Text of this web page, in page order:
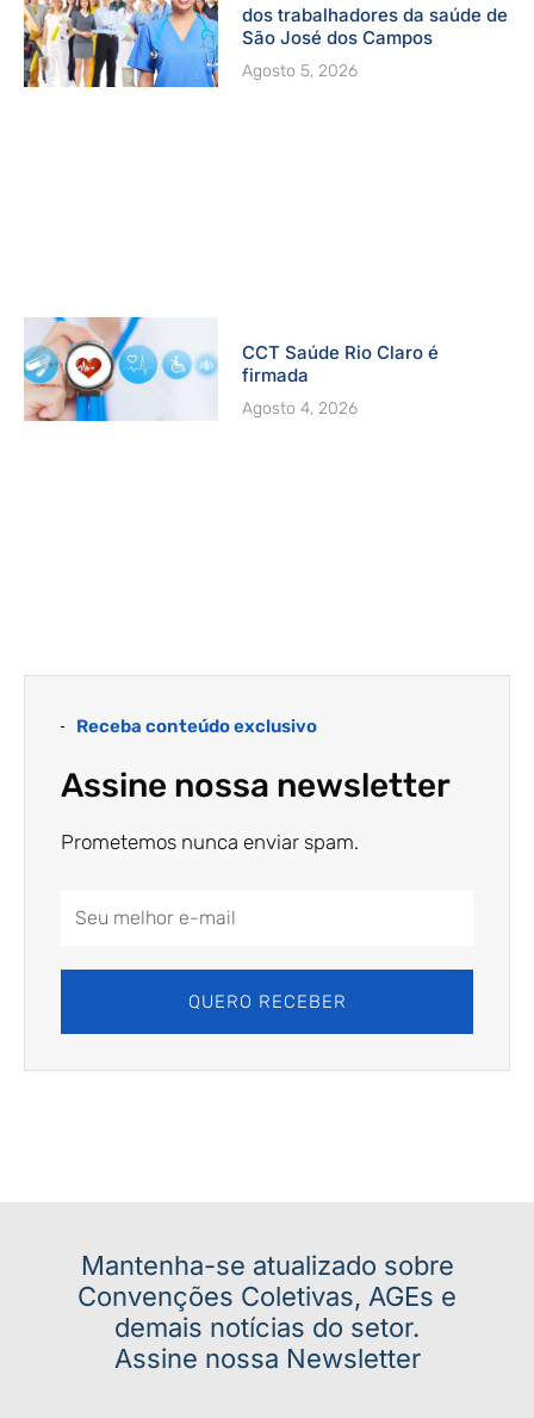
dos trabalhadores da saúde de
São José dos Campos
Agosto 5, 2026
CCT Saúde Rio Claro é
firmada
Agosto 4, 2026
Receba conteúdo exclusivo
Assine nossa newsletter
Prometemos nunca enviar spam.
Email
QUERO RECEBER
Mantenha-se atualizado sobre
Convenções Coletivas, AGEs e
demais notícias do setor.
Assine nossa Newsletter